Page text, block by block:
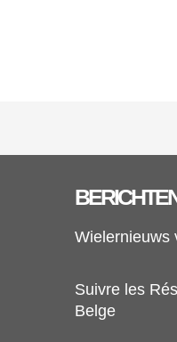
Wielernieuws
Suivre les
Belge